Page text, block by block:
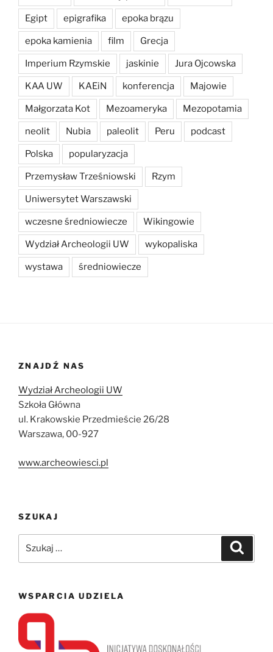
Egipt epigrafika epoka brązu
epoka kamienia film Grecja
Imperium Rzymskie jaskinie Jura Ojcowska
KAA UW KAEiN konferencja Majowie
Małgorzata Kot Mezoameryka Mezopotamia
neolit Nubia paleolit Peru podcast
Polska popularyzacja
Przemysław Trześniowski Rzym
Uniwersytet Warszawski
wczesne średniowiecze Wikingowie
Wydział Archeologii UW wykopaliska
wystawa średniowiecze
ZNAJDŹ NAS
Wydział Archeologii UW
Szkoła Główna
ul. Krakowskie Przedmieście 26/28
Warszawa, 00-927
www.archeowiesci.pl
SZUKAJ
WSPARCIA UDZIELA